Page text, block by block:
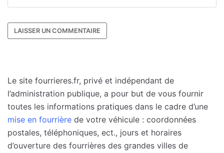
Le site fourrieres.fr, privé et indépendant de
l’administration publique, a pour but de vous fournir
toutes les informations pratiques dans le cadre d’une
mise en fourrière de votre véhicule : coordonnées
postales, téléphoniques, ect., jours et horaires
d’ouverture des fourrières des grandes villes de